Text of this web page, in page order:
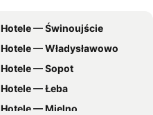
Hotele — Świnoujście
Hotele — Władysławowo
Hotele — Sopot
Hotele — Łeba
Hotele — Mielno